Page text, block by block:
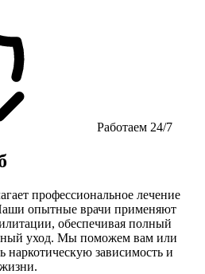
Работаем 24/7
профессиональное лечение
опытные врачи применяют
обеспечивая полный
уход. Мы поможем вам или
наркотическую зависимость и